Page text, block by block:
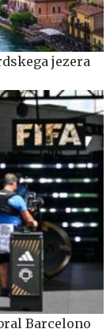
jezera
Barcelono